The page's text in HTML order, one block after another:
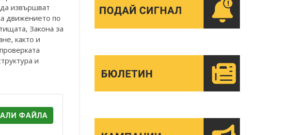
извършват
движението по
Закона за
както и
и
ФАЙЛА